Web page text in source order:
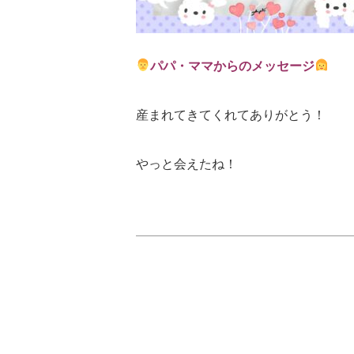
パパ・ママからのメッセージ
産まれてきてくれてありがとう！
やっと会えたね！